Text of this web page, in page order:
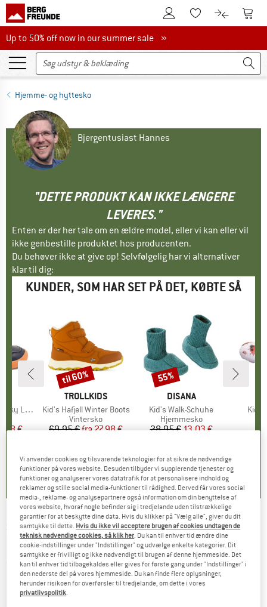
Til kundekontoenTil huskesedlen.
Til Til
Up to 50% off now in our summer sale
Up to 50% off now in our summer sale »
Hjemme- og hyttesko
Bjergentusiast Hannes
"DETTE PRODUKT KAN IKKE LÆNGERE
LEVERES."
Enten er der her tale om en ældre model, eller vi kan eller vil
ikke genbestille produktet hos producenten.
Du behøver ikke at give op! Selvfølgelig har vi alternativer
klar til dig:
KUNDER, SOM HAR SET PÅ DET, KØBTE SÅ
Lamb
pris
€
)
MÆRKE
TROLLKIDS
Artikel
Kid's Hafjell Winter Boots
Produktgruppe
Vintersko
Pris
69,95 € Nedsat pris
fra27,98 €
4,5(25)
Rabat
til 60%
MÆRKE
DISANA
Artikel
Kid's Walk-Schuhe
Produktgruppe
Hjemmesko
Pris
28,95 €Nedsat pris
13,03 €
0,0(0)
Rabat
55%
Kid's
fra
STERNTALER -Kids' Wool Tile-Print Slippers -
Hyttesko
(0)
Vi anvender cookies og tilsvarende teknologier for at sikre de nødvendige
funktioner på vores website. Desuden tilbyder vi supplerende tjenester og
funktioner og analyserer vores datatrafik for at personalisere indhold og
reklamer og stille social media-funktioner til rådighed. Derved får vores social
media-, reklame- og analysepartnere også information om din benyttelse af
vores website, hvoraf nogle befinder sig i tredjelande uden tilstrækkelige
garantier for at beskytte dine data. Hvis du klikker på "Vælg alle", giver du dit
samtykke til dette. Hvis du ikke vil acceptere brugen af cookies undtagen de
teknisk nødvendige cookies, så klik her. Du kan til enhver tid ændre dine
cookie-indstillinger under "Indstillinger" og udvælge enkelte kategorier. Dit
samtykke er frivilligt og ikke nødvendigt til brugen af denne hjemmeside. Det
kan til enhver tid tilbagekaldes eller gives for første gang under "Indstillinger" i
den nederste del på vores hjemmeside. Du kan finde flere oplysninger,
herunder risikoen for overførsler til tredjelande, om dette i vores
privatlivspolitik.